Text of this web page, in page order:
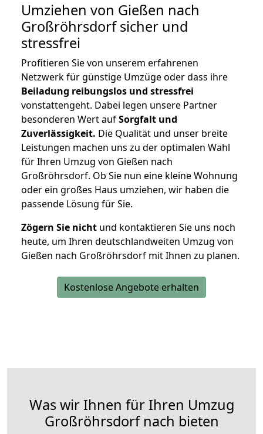
Umziehen von Gießen nach
Großröhrsdorfsicher und
stressfrei
Profitieren Sie von unserem erfahrenen
Netzwerk für günstige Umzüge oder dass ihre
Beiladung reibungslos und stressfrei
vonstattengeht. Dabei legen unsere Partner
besonderen Wert aufSorgfalt und
Zuverlässigkeit. Die Qualität und unser breite
Leistungen machen uns zu der optimalen Wahl
für Ihren Umzug von Gießen nach
Großröhrsdorf. Ob Sie nun eine kleine Wohnung
oder ein großes Haus umziehen, wir haben die
passende Lösung für Sie.
Zögern Sie nicht und kontaktieren Sie uns noch
heute, um Ihren deutschlandweiten Umzug von
Gießen nach Großröhrsdorf mit Ihnen zu planen.
Kostenlose Angebote erhalten
Was wir Ihnen für Ihren Umzug
Großröhrsdorf nach bieten